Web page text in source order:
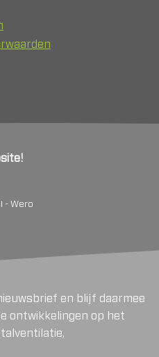
- Wero
en blijf daarmee
ontwikkelingen op het